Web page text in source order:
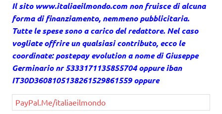
Il sito www.italiaeilmondo.com non fruisce di alcuna
forma di finanziamento, nemmeno pubblicitaria.
Tutte le spese sono a carico del redattore. Nel caso
vogliate offrire un qualsiasi contributo, ecco le
coordinate: postepay evolution a nome di Giuseppe
Germinario nr 5333171135855704 oppure iban
IT30D3608105138261529861559 oppure
PayPal.Me/italiaeilmondo